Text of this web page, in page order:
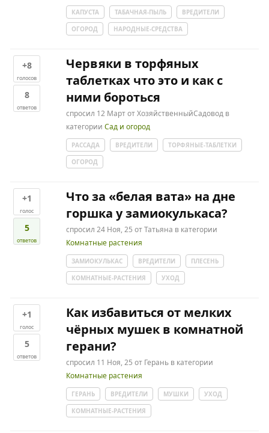
КАПУСТА ТАБАЧНАЯ-ПЫЛЬ
ВРЕДИТЕЛИ
ОГОРОД
НАРОДНЫЕ-СРЕДСТВА
+8
голосов
8
ответов
Червяки в торфяных
таблетках что это и как с
ними бороться
спросил 12 МартотХозяйственныйСадовод в
категорииСад и огород
РАССАДА ВРЕДИТЕЛИ
ТОРФЯНЫЕ-ТАБЛЕТКИ
ОГОРОД
+1
голос
5
ответов
Что за «белая вата» на дне
горшка у замиокулькаса?
спросил 24 Ноя, 25 отТатьяна в категории
Комнатные растения
ЗАМИОКУЛЬКАС ВРЕДИТЕЛИ
ПЛЕСЕНЬ
КОМНАТНЫЕ-РАСТЕНИЯ
УХОД
+1
голос
5
ответов
Как избавиться от мелких
чёрных мушек в комнатной
герани?
спросил 11 Ноя, 25 от Герань в категории
Комнатные растения
ГЕРАНЬ ВРЕДИТЕЛИ МУШКИ
УХОД
КОМНАТНЫЕ-РАСТЕНИЯ